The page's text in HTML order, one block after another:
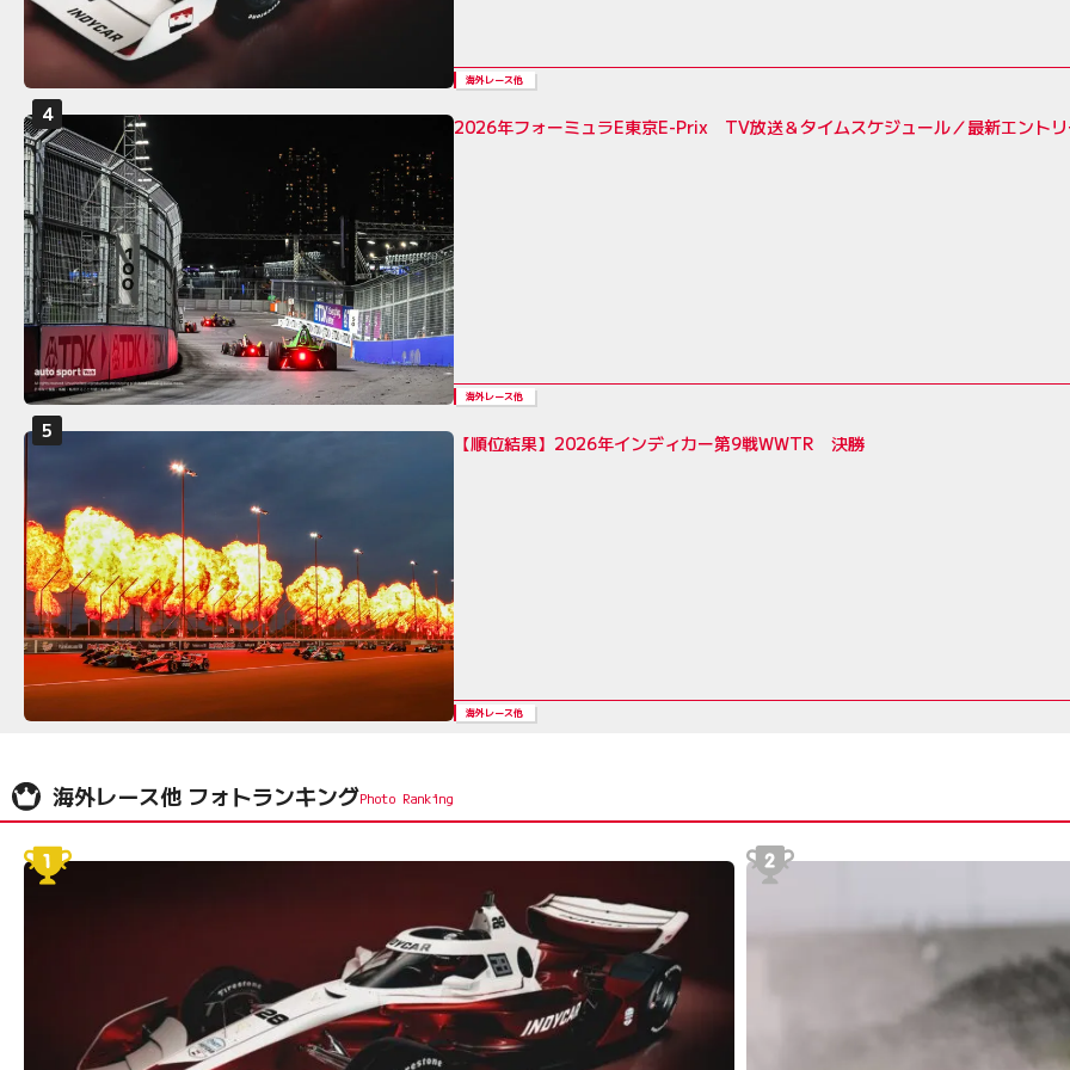
海外レース他
2026年フォーミュラE東京E-Prix TV放送＆タイムスケジュール／最新エントリ
海外レース他
【順位結果】2026年インディカー第9戦WWTR 決勝
海外レース他
海外レース他 フォトランキング